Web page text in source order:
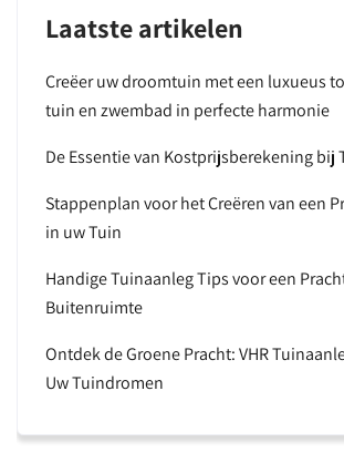
Laatste artikelen
Creëer uw droomtuin met een luxueus
tuin en zwembad in perfecte harmonie
De Essentie van Kostprijsberekening bij
Stappenplan voor het Creëren van een
in uw Tuin
Handige Tuinaanleg Tips voor een
Buitenruimte
Ontdek de Groene Pracht: VHR
Uw Tuindromen